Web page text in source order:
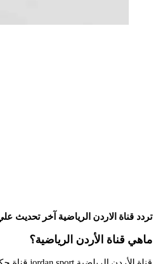
تردد قناة الاردن الرياضية آخر تحديث
ماهي قناة الأردن الرياضية؟